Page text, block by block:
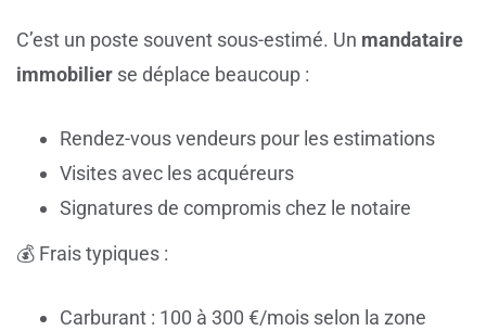
C’est un poste souvent sous-estimé. Un mandataire
immobilier se déplace beaucoup :
Rendez-vous vendeurs pour les estimations
Visites avec les acquéreurs
Signatures de compromis chez le notaire
💰 Frais typiques :
Carburant : 100 à 300 €/mois selon la zone